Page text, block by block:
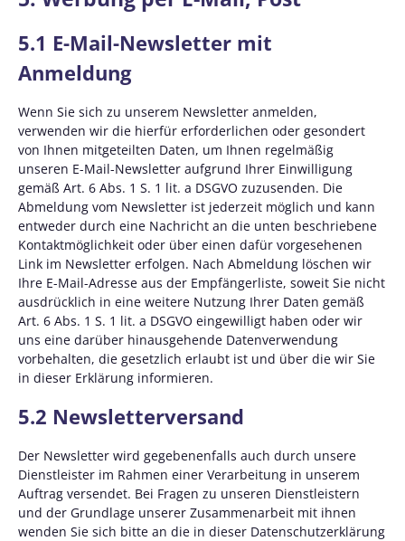
5.1 E-Mail-Newsletter mit
Anmeldung
Wenn Sie sich zu unserem Newsletter anmelden,
verwenden wir die hierfür erforderlichen oder gesondert
von Ihnen mitgeteilten Daten, um Ihnen regelmäßig
unseren E-Mail-Newsletter aufgrund Ihrer Einwilligung
gemäß Art. 6 Abs. 1 S. 1 lit. a DSGVO zuzusenden. Die
Abmeldung vom Newsletter ist jederzeit möglich und kann
entweder durch eine Nachricht an die unten beschriebene
Kontaktmöglichkeit oder über einen dafür vorgesehenen
Link im Newsletter erfolgen. Nach Abmeldung löschen wir
Ihre E-Mail-Adresse aus der Empfängerliste, soweit Sie nicht
ausdrücklich in eine weitere Nutzung Ihrer Daten gemäß
Art. 6 Abs. 1 S. 1 lit. a DSGVO eingewilligt haben oder wir
uns eine darüber hinausgehende Datenverwendung
vorbehalten, die gesetzlich erlaubt ist und über die wir Sie
in dieser Erklärung informieren.
5.2 Newsletterversand
Der Newsletter wird gegebenenfalls auch durch unsere
Dienstleister im Rahmen einer Verarbeitung in unserem
Auftrag versendet. Bei Fragen zu unseren Dienstleistern
und der Grundlage unserer Zusammenarbeit mit ihnen
wenden Sie sich bitte an die in dieser Datenschutzerklärung